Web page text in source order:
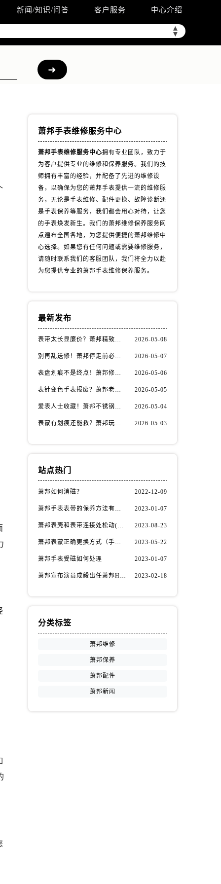
新闻/知识/问答 客户服务 中心介绍
▲
▼
萧邦手表维修服务中心
萧邦手表维修服务中心拥有专业团队，致力于
为客户提供专业的维修和保养服务。我们的技
师拥有丰富的经验，并配备了先进的维修设
备，以确保为您的萧邦手表提供一流的维修服
务，无论是手表维修、配件更换、故障诊断还
是手表保养等服务，我们都会用心对待，让您
的手表焕发新生。我们的萧邦维修保养服务网
点遍布全国各地，为您提供便捷的萧邦维修中
心选择。如果您有任何问题或需要维修服务，
请随时联系我们的客服团队，我们将全力以赴
为您提供专业的萧邦手表维修保养服务。
最新发布
表带太长显廉价？萧邦精致佩戴从调整开始！ 2026-05-08
别再乱送修！萧邦停走前必做的5个自检步骤 2026-05-07
表盘划痕不是终点！萧邦修复技巧助你重拾自信 2026-05-06
表针变色手表报废？萧邦老玩家教你正确应对 2026-05-05
爱表人士收藏！萧邦不锈钢表壳划痕修复指南 2026-05-04
表蒙有划痕还能救？萧邦玩家都在用的修复方法 2026-05-03
站点热门
萧邦如何消磁？ 2022-12-09
萧邦手表表带的保养方法有哪些？ 2023-01-07
萧邦表壳和表带连接处松动(如何自行修复) 2023-08-23
萧邦表蒙正确更换方式（手表表蒙更换知识） 2023-05-22
萧邦手表受磁如何处理 2023-01-07
萧邦宣布演员成毅出任萧邦Happy Diamonds系列品牌大使 2023-02-18
分类标签
萧邦维修
萧邦保养
萧邦配件
萧邦新闻